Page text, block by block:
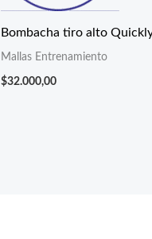
Bombacha tiro alto
Mallas Entrenamiento
$32.000,00